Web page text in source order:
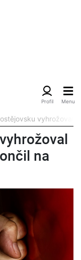
vyhrožoval
na